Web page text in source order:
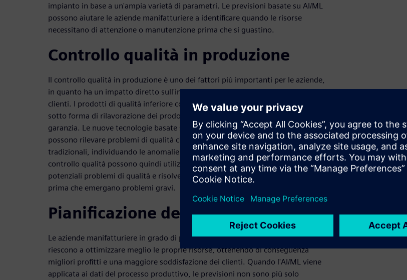
impianto in base a un'ampia varietà di parametri. Le previsioni basate su AI/ML
possono aiutare le aziende manifatturiere a identificare quando le risorse
necessitano di attenzione o manutenzione prima che si guastino.
Controllo qualità in produzione
Il controllo qualità in produzione è uno dei fattori più importanti per le aziende,
in quanto ha un impatto diretto sull'integrità del brand e sulla soddisfazione dei
clienti. I prodotti di qualità inferiore comportano anche un aumento delle spese
sotto forma di rilavorazione dei prodotti, richiami e aumento dei costi di
garanzia. Le nuove tecnologie basate sull'intelligenza artificiale, tuttavia,
possono rilevare problemi di qualità che potrebbero sfuggire ai controlli
tradizionali, individuando le anomalie nelle condizioni operative. I tecnici del
controllo qualità possono quindi utilizzare queste informazioni per prevedere
potenziali problemi di qualità e risolvere le condizioni di produzione sottostanti
prima che emergano problemi gravi.
Pianificazione della produzione
Le aziende manifatturiere in grado di prevedere con precisione la produzione
riescono a ottimizzare meglio le proprie risorse, ottenendo di conseguenza
migliori profitti e una maggiore soddisfazione dei clienti. Quando l'AI/ML viene
applicata ai dati del processo produttivo, le previsioni non sono più solo